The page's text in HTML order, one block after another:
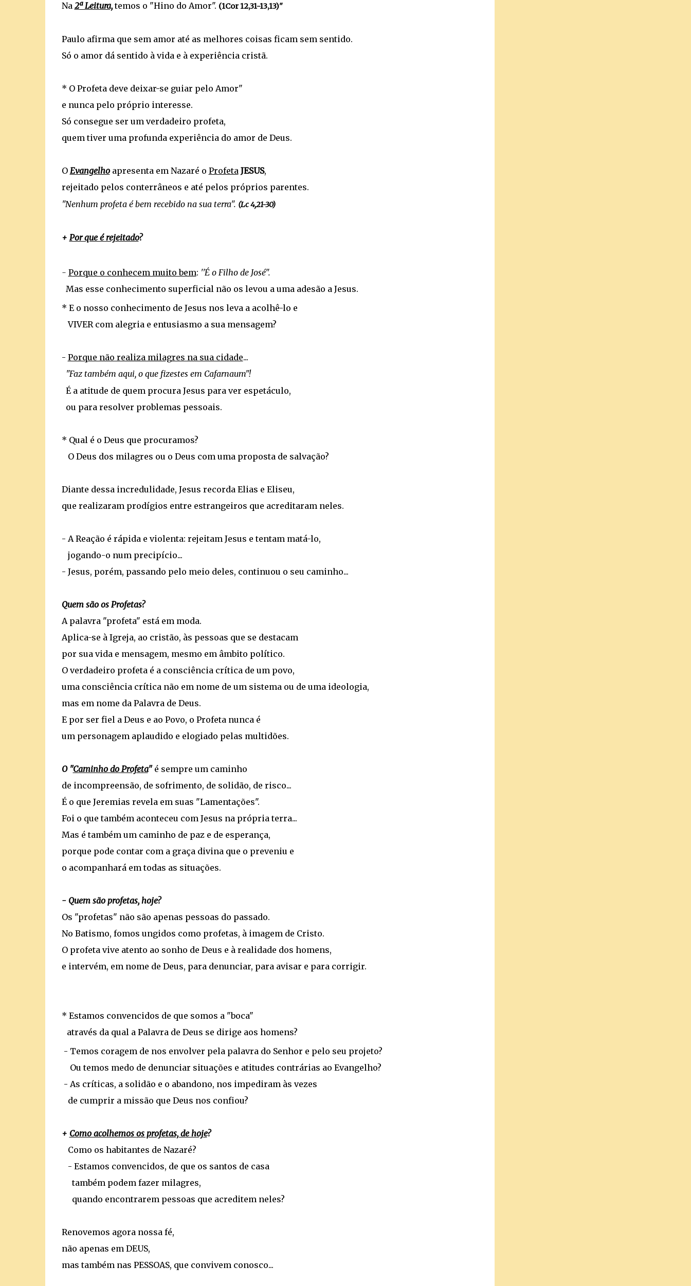
Na 2ª Leitura,temos o "Hino do Amor". (1Cor 12,31-13,13)"
Paulo afirma que sem amor até as melhores coisas ficam sem sentido.
Só o amor dá sentido à vida e à experiência cristã.
* O Profeta deve deixar-se guiar pelo Amor"
e nunca pelo próprio interesse.
Só consegue ser um verdadeiro profeta,
quem tiver uma profunda experiência do amor de Deus.
O Evangelhoapresenta em Nazaré o Profeta JESUS,
rejeitado pelos conterrâneos e até pelos próprios parentes.
"Nenhum profeta é bem recebido na sua terra". (Lc 4,21-30)
+ Por que é rejeitado?
- Porque o conhecem muito bem: ''É o Filho de José".
Mas esse conhecimento superficial não os levou a uma adesão a Jesus.
* E o nosso conhecimento de Jesus nos leva a acolhê-lo e
VIVER com alegria e entusiasmo a sua mensagem?
- Porque não realiza milagres na sua cidade...
"Faz também aqui, o que fizestes em Cafarnaum"!
É a atitude de quem procura Jesus para ver espetáculo,
ou para resolver problemas pessoais.
* Qual é o Deus que procuramos?
O Deus dos milagres ou o Deus com uma proposta de salvação?
Diante dessa incredulidade, Jesus recorda Elias e Eliseu,
que realizaram prodígios entre estrangeiros que acreditaram neles.
- A Reação é rápida e violenta: rejeitam Jesus e tentam matá-lo,
jogando-o num precipício...
- Jesus, porém, passando pelo meio deles, continuou o seu caminho...
Quem são os Profetas?
A palavra "profeta" está em moda.
Aplica-se à Igreja, ao cristão, às pessoas que se destacam
por sua vida e mensagem, mesmo em âmbito político.
O verdadeiro profeta é a consciência crítica de um povo,
uma consciência crítica não em nome de um sistema ou de uma ideologia,
mas em nome da Palavra de Deus.
E por ser fiel a Deus e ao Povo, o Profeta nunca é
um personagem aplaudido e elogiado pelas multidões.
O "Caminho do Profeta"é sempre um caminho
de incompreensão, de sofrimento, de solidão, de risco...
É o que Jeremias revela em suas "Lamentações".
Foi o que também aconteceu com Jesus na própria terra...
Mas é também um caminho de paz e de esperança,
porque pode contar com a graça divina que o preveniu e
o acompanhará em todas as situações.
- Quem são profetas, hoje?
Os "profetas" não são apenas pessoas do passado.
No Batismo, fomos ungidos como profetas, à imagem de Cristo.
O profeta vive atento ao sonho de Deus e à realidade dos homens,
e intervém, em nome de Deus, para denunciar, para avisar e para corrigir.
* Estamos convencidos de que somos a "boca"
através da qual a Palavra de Deus se dirige aos homens?
- Temos coragem de nos envolver pela palavra do Senhor e pelo seu projeto?
Ou temos medo de denunciar situações e atitudes contrárias ao Evangelho?
- As críticas, a solidão e o abandono, nos impediram às vezes
de cumprir a missão que Deus nos confiou?
+ Como acolhemos os profetas, de hoje?
Como os habitantes de Nazaré?
- Estamos convencidos, de que os santos de casa
também podem fazer milagres,
quando encontrarem pessoas que acreditem neles?
Renovemos agora nossa fé,
não apenas em DEUS,
mas também nas PESSOAS, que convivem conosco...